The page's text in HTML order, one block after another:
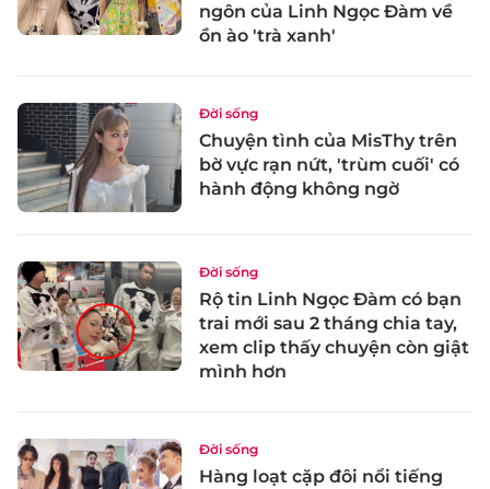
ngôn của Linh Ngọc Đàm về
ồn ào 'trà xanh'
Đời sống
Chuyện tình của MisThy trên
bờ vực rạn nứt, 'trùm cuối' có
hành động không ngờ
Đời sống
Rộ tin Linh Ngọc Đàm có bạn
trai mới sau 2 tháng chia tay,
xem clip thấy chuyện còn giật
mình hơn
Đời sống
Hàng loạt cặp đôi nổi tiếng